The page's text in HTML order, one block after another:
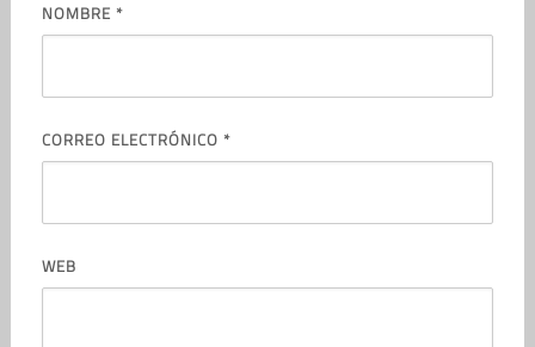
NOMBRE *
CORREO ELECTRÓNICO *
WEB